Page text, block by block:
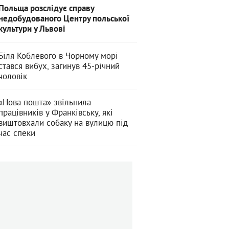
розслідує справу
Центру польської
у Львові
Коблевого в Чорному морі
вибух, загинув 45-річний
пошта» звільнила
у Франківську, які
собаку на вулицю під
спеки